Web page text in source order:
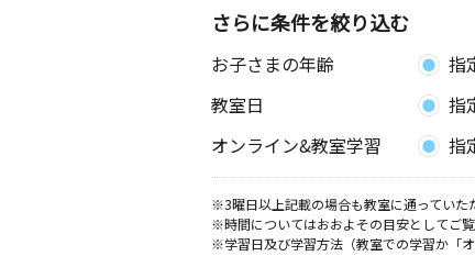
さらに条件を絞り込む
お子さまの年齢 指
教室日
指
オンライン&教室学習
指
※3曜日以上記載の場合も教室に通っていた
※時間についてはおおよその目安としてご
※学習日及び学習方法（教室での学習か「